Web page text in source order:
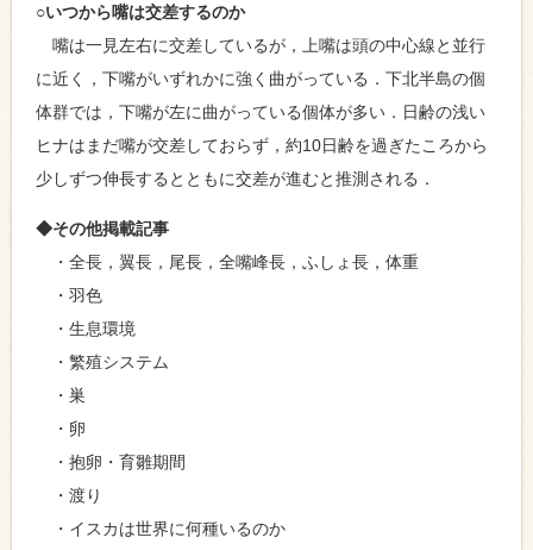
○いつから嘴は交差するのか
嘴は一見左右に交差しているが，上嘴は頭の中心線と並行
に近く，下嘴がいずれかに強く曲がっている．下北半島の個
体群では，下嘴が左に曲がっている個体が多い．日齢の浅い
ヒナはまだ嘴が交差しておらず，約10日齢を過ぎたころから
少しずつ伸長するとともに交差が進むと推測される．
◆その他掲載記事
・全長，翼長，尾長，全嘴峰長，ふしょ長，体重
・羽色
・生息環境
・繁殖システム
・巣
・卵
・抱卵・育雛期間
・渡り
・イスカは世界に何種いるのか